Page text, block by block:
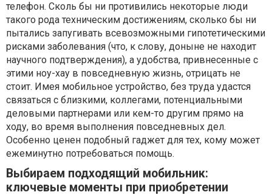
телефон. Сколь бы ни противились некоторые люди
такого рода техническим достижениям, сколько бы ни
пытались запугивать всевозможными гипотетическими
рисками заболевания (что, к слову, доныне не находит
научного подтверждения), а удобства, привнесенные с
этими ноу-хау в повседневную жизнь, отрицать не
стоит. Имея мобильное устройство, без труда удастся
связаться с близкими, коллегами, потенциальными
деловыми партнерами или кем-то другим прямо на
ходу, во время выполнения повседневных дел.
Особенно ценен подобный гаджет для тех, кому может
ежеминутно потребоваться помощь.
Выбираем подходящий мобильник:
ключевые моменты при приобретении